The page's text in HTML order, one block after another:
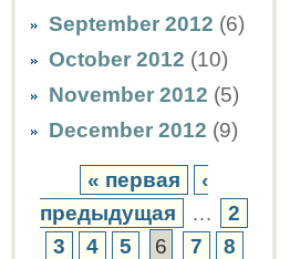
September 2012 (6)
October 2012 (10)
November 2012 (5)
December 2012 (9)
« первая
‹
предыдущая
…
2
3
4 5 6 7
8